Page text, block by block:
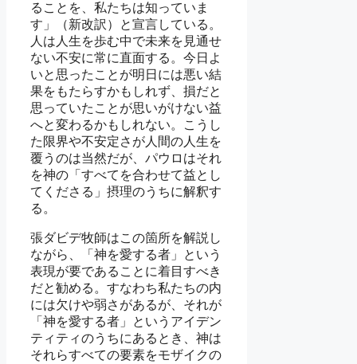
ることを、私たちは知っていま
す」（新改訳）と宣言している。
人は人生を歩む中で未来を見通せ
ない不安に常に直面する。今日よ
いと思ったことが明日には悪い結
果をもたらすかもしれず、損だと
思っていたことが思いがけない益
へと変わるかもしれない。こうし
た限界や不安定さが人間の人生を
覆うのは当然だが、パウロはそれ
を神の「すべてを合わせて益とし
てくださる」摂理のうちに解釈す
る。
張ダビデ牧師はこの箇所を解説し
ながら、「神を愛する者」という
表現が要であることに着目すべき
だと勧める。すなわち私たちの内
には欠けや弱さがあるが、それが
「神を愛する者」というアイデン
ティティのうちにあるとき、神は
それらすべての要素をモザイクの